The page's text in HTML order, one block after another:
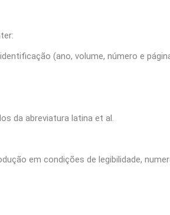
(ano, volume, número e
da abreviatura latina et al.
em condições de legibilidade,